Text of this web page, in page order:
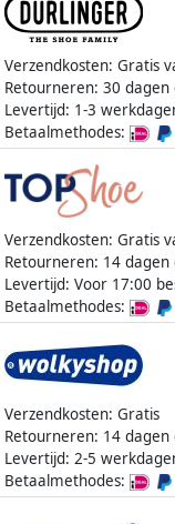
Verzendkosten: Gratis
Retourneren: 30 dagen
Levertijd: 1-3
Betaalmethodes:
Verzendkosten: Gratis
Retourneren: 14 dagen
Levertijd: Voor 17:00
Betaalmethodes:
Verzendkosten: Gratis
Retourneren: 14 dagen
Levertijd: 2-5
Betaalmethodes: